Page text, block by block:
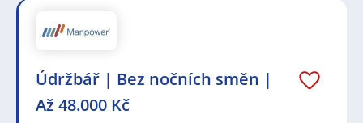
Údržbář | Bez nočních směn |
Až 48.000 Kč